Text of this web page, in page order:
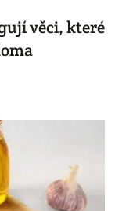
věci, které